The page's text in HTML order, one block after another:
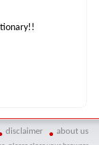
disclaimer about us